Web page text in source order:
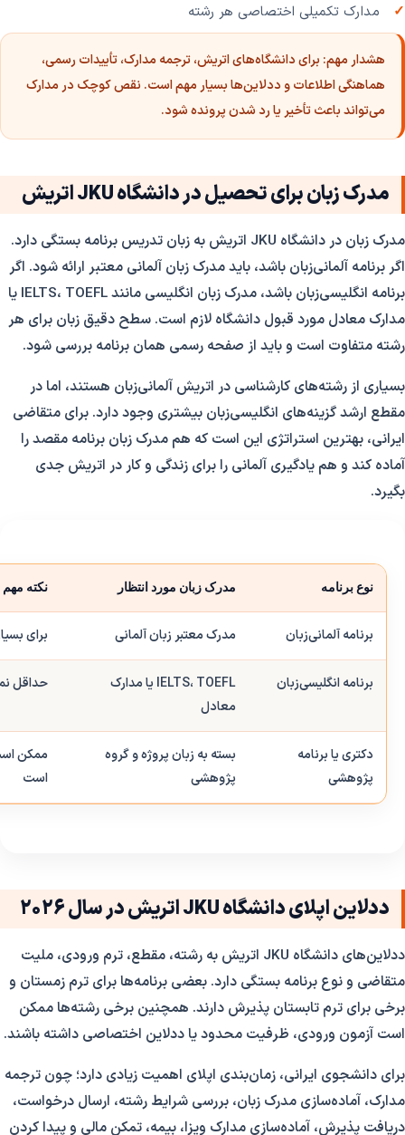
مدارک تکمیلی اختصاصی هر رشته
هشدار مهم: برای دانشگاه‌های اتریش، ترجمه مدارک، تأییدات رسمی،
هماهنگی اطلاعات و ددلاین‌ها بسیار مهم است. نقص کوچک در مدارک
می‌تواند باعث تأخیر یا رد شدن پرونده شود.
مدرک زبان برای تحصیل در دانشگاه JKU اتریش
مدرک زبان در دانشگاه JKU اتریش به زبان تدریس برنامه بستگی دارد.
اگر برنامه آلمانی‌زبان باشد، باید مدرک زبان آلمانی معتبر ارائه شود. اگر
برنامه انگلیسی‌زبان باشد، مدرک زبان انگلیسی مانند IELTS، TOEFL یا
مدارک معادل مورد قبول دانشگاه لازم است. سطح دقیق زبان برای هر
رشته متفاوت است و باید از صفحه رسمی همان برنامه بررسی شود.
بسیاری از رشته‌های کارشناسی در اتریش آلمانی‌زبان هستند، اما در
مقطع ارشد گزینه‌های انگلیسی‌زبان بیشتری وجود دارد. برای متقاضی
ایرانی، بهترین استراتژی این است که هم مدرک زبان برنامه مقصد را
آماده کند و هم یادگیری آلمانی را برای زندگی و کار در اتریش جدی
بگیرد.
نوع برنامه مدرک زبان مورد انتظار نکته مهم
برنامه آلمانی‌زبان مدرک معتبر زبان آلمانی برای
برنامه انگلیسی‌زبان
IELTS، TOEFL یا مدارک
معادل
حداقل
دکتری یا برنامه
پژوهشی
بسته به زبان پروژه و گروه
پژوهشی
ممکن
است
ددلاین اپلای دانشگاه JKU اتریش در سال 2026
ددلاین‌های دانشگاه JKU اتریش به رشته، مقطع، ترم ورودی، ملیت
متقاضی و نوع برنامه بستگی دارد. بعضی برنامه‌ها برای ترم زمستان و
برخی برای ترم تابستان پذیرش دارند. همچنین برخی رشته‌ها ممکن
است آزمون ورودی، ظرفیت محدود یا ددلاین اختصاصی داشته باشند.
برای دانشجوی ایرانی، زمان‌بندی اپلای اهمیت زیادی دارد؛ چون ترجمه
مدارک، آماده‌سازی مدرک زبان، بررسی شرایط رشته، ارسال درخواست،
دریافت پذیرش، آماده‌سازی مدارک ویزا، بیمه، تمکن مالی و پیدا کردن